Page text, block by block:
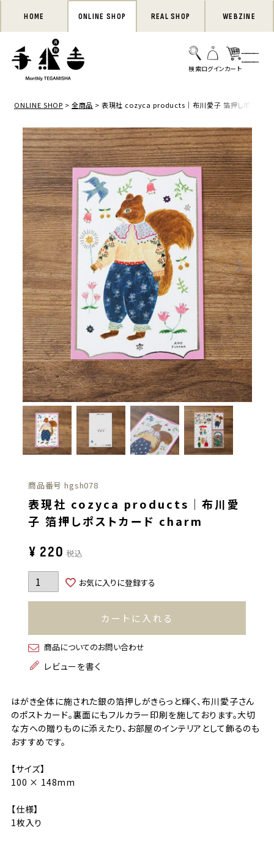
HOME ONLINE SHOP REAL SHOP WEBZINE
ONLINE SHOP 全商品 表現社 cozyca products｜布川愛子 箔押しポストカ
商品番号 hgsh078
表現社 cozyca products｜布川愛
子 箔押しポストカード charm
¥ 220 税込
お気に入りに登録する
カートに入れる
商品についてのお問い合わせ
レビューを書く
はがき全体に施された銀の箔押しがきらっと輝く、布川愛子さん
のポストカード。裏面にもフルカラー印刷を施しております。大切
な方への贈りものに添えたり、お部屋のインテリアとして飾るのも
おすすめです。
【サイズ】
100 × 148mm
【仕様】
1枚入り